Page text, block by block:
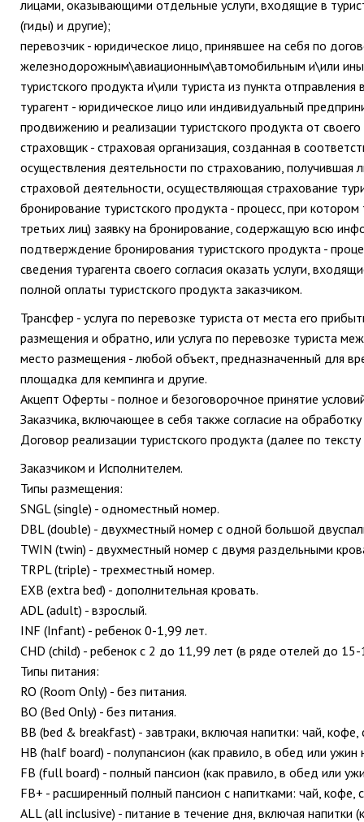
лицами, оказывающими отдельные услуги, входящие в
(гиды) и другие);
перевозчик - юридическое лицо, принявшее на себя по
железнодорожным\авиационным\автомобильным и\или
туристского продукта и\или туриста из пункта отправления
турагент - юридическое лицо или индивидуальный
продвижению и реализации туристского продукта от
страховщик - страховая организация, созданная в
осуществления деятельности по страхованию,
страховой деятельности, осуществляющая страхование
бронирование туристского продукта - процесс, при
третьих лиц) заявку на бронирование, содержащую всю
подтверждение бронирования туристского продукта -
сведения турагента своего согласия оказать услуги,
полной оплаты туристского продукта заказчиком.
Трансфер - услуга по перевозке туриста от места его
размещения и обратно, или услуга по перевозке туриста
место размещения - любой объект, предназначенный для
площадка для кемпинга и другие.
Акцепт Оферты - полное и безоговорочное принятие
Заказчика, включающее в себя также согласие на
Договор реализации туристского продукта (далее по
Заказчиком и Исполнителем.
Типы размещения:
SNGL (single) - одноместный номер.
DBL (double) - двухместный номер с одной большой
TWIN (twin) - двухместный номер с двумя раздельными
TRPL (triple) - трехместный номер.
ЕХВ (extra bed) - дополнительная кровать.
ADL (adult) - взрослый.
INF (Infant) - ребенок 0-1,99 лет.
CHD (child) - ребенок с 2 до 11,99 лет (в ряде отелей до 15-
Типы питания:
RO (Room Only) - без питания.
BO (Bed Only) - без питания.
ВВ (bed & breakfast) - завтраки, включая напитки: чай,
НВ (half board) - полупансион (как правило, в обед или
FB (full board) - полный пансион (как правило, в обед или
FB+ - расширенный полный пансион с напитками: чай,
ALL (all inclusive) - питание в течение дня, включая напитки